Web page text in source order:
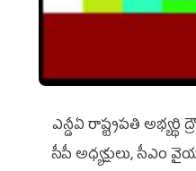
ఎన్డీఏ రాష్ట్ర‌ప‌తి
సీపీ అధ్య‌క్షులు, సీఎం